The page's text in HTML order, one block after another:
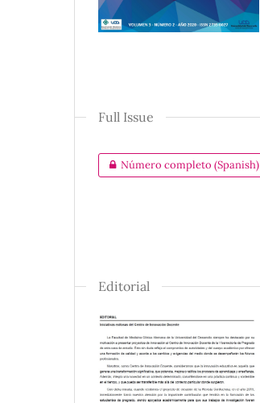
Full Issue
Número completo (Spanish)
Editorial